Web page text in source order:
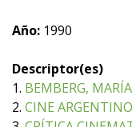
Año: 1990
Descriptor(es)
1. BEMBERG,
2. CINE ARGENTINO